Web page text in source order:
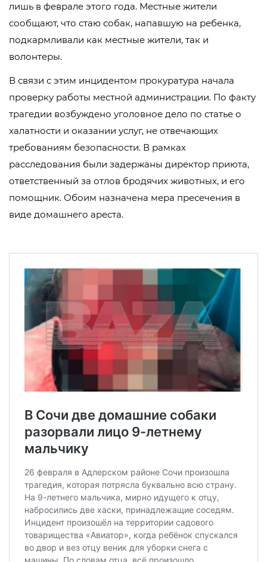
лишь в феврале этого года. Местные жители
сообщают, что стаю собак, напавшую на ребенка,
подкармливали как местные жители, так и
волонтеры.
В связи с этим инцидентом прокуратура начала
проверку работы местной администрации. По факту
трагедии возбуждено уголовное дело по статье о
халатности и оказании услуг, не отвечающих
требованиям безопасности. В рамках
расследования были задержаны директор приюта,
ответственный за отлов бродячих животных, и его
помощник. Обоим назначена мера пресечения в
виде домашнего ареста.